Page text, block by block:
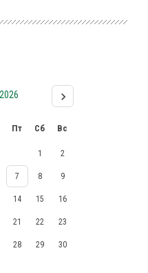
Пт Сб Вс
1 2
7 8 9
14 15 16
21 22 23
28 29 30